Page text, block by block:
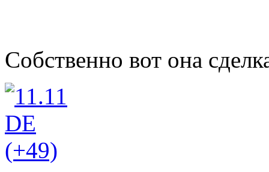
Собственно вот она